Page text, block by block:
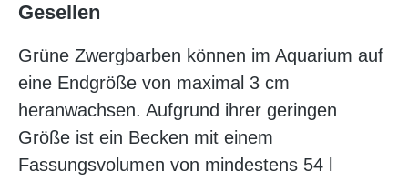
Gesellen
Grüne Zwergbarben können im Aquarium auf
eine Endgröße von maximal 3 cm
heranwachsen. Aufgrund ihrer geringen
Größe ist ein Becken mit einem
Fassungsvolumen von mindestens 54 l